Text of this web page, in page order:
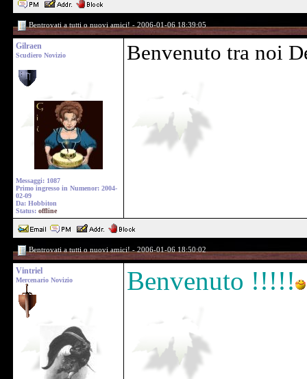
Bentrovati a tutti o nuovi amici! - 2006-01-06 18:39:05
Gilraen
Scudiero Novizio
Messaggi: 1087
Primo ingresso in Numenor: 2004-
02-09
Da: Hobbiton
Status: offline
Benvenuto tra noi
Bentrovati a tutti o nuovi amici! - 2006-01-06 18:50:02
Vintriel
Mercenario Novizio Benvenuto !!!!!